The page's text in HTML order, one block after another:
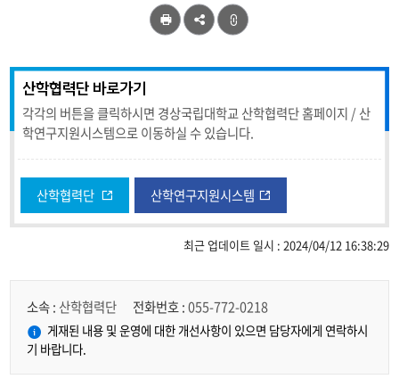
공
산학협력단 바로가기
각각의 버튼을 클릭하시면 경상국립대학교 산학협력단 홈페이지 / 산
학연구지원시스템으로 이동하실 수 있습니다.
산학협력단 산학연구지원시스템
최근 업데이트 일시 : 2024/04/12 16:38:29
소속 : 산학협력단 전화번호 :055-772-0218
게재된 내용 및 운영에 대한 개선사항이 있으면 담당자에게 연락하시
기 바랍니다.